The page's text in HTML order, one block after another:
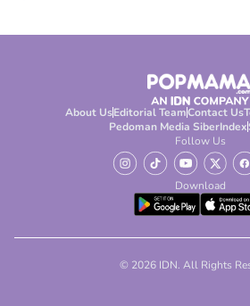
About UsEditorial TeamContact Us
Pedoman Media SiberIndex
Follow Us
Download
© 2026 IDN. All Rights